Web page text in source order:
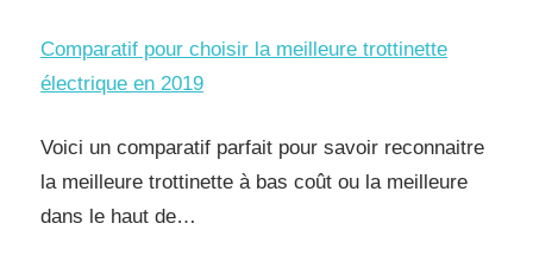
Comparatif pour choisir la meilleure trottinette
électrique en 2019
Voici un comparatif parfait pour savoir reconnaitre
la meilleure trottinette à bas coût ou la meilleure
dans le haut de…